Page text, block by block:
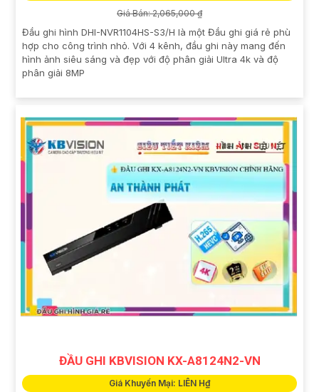
Giá Bán: 2,065,000 ₫
Đầu ghi hình DHI-NVR1104HS-S3/H là một Đầu ghi giá rẻ phù
hợp cho công trình nhỏ. Với 4 kênh, đầu ghi này mang đến
hình ảnh siêu sáng và đẹp với độ phân giải Ultra 4k và độ
phân giải 8MP
ĐẦU GHI KBVISION KX-A8124N2-VN
Giá Khuyến Mại: LIÊN H₫